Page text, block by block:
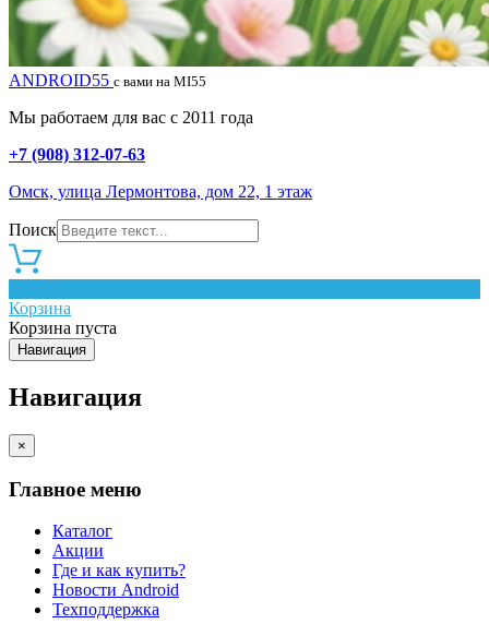
ANDROID55 с вами на MI55
Мы работаем для вас с 2011 года
+7 (908) 312-07-63
Омск, улица Лермонтова, дом 22, 1 этаж
Поиск
Корзина
Корзина пуста
Навигация
Навигация
×
Главное меню
Каталог
Акции
Где и как купить?
Новости Android
Техподдержка